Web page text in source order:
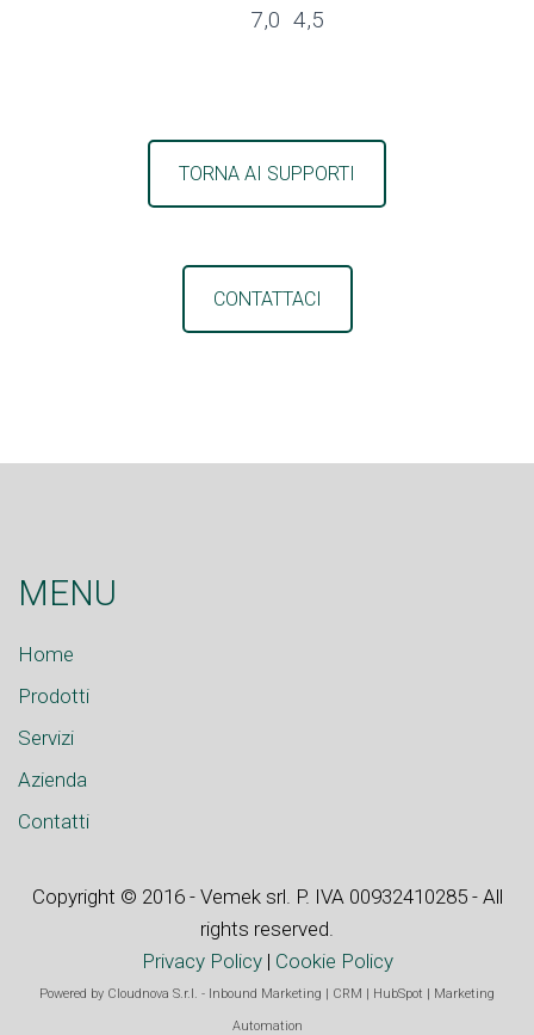
7,0 4,5
TORNA AI SUPPORTI
CONTATTACI
MENU
Home
Prodotti
Servizi
Azienda
Contatti
Copyright © 2016 - Vemek srl. P. IVA 00932410285 - All
rights reserved.
Privacy Policy| Cookie Policy
Powered by Cloudnova S.r.l. - Inbound Marketing CRM HubSpot Marketing
Automation